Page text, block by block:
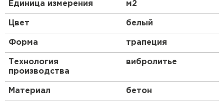
Единица измерения м2
Цвет белый
Форма трапеция
Технология
производства
вибролитье
Материал бетон